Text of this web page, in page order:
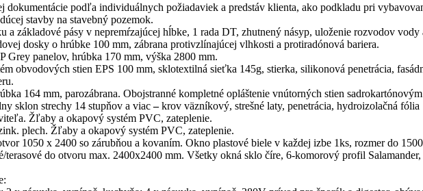
dokumentácie podľa individuálnych požiadaviek a predstáv klienta, ako podkladu pri
stavby na stavebný pozemok.
a základové pásy v nepremŕzajúcej hĺbke, 1 rada DT, zhutnený násyp, uloženie rozvodov vody
dosky o hrúbke 100 mm, zábrana protivzlínajúcej vlhkosti a protiradónová bariera.
Grey panelov, hrúbka 170 mm, výška 2800 mm.
obvodových stien EPS 100 mm, sklotextilná sieťka 145g, stierka, silikonová penetrácia,
164 mm, parozábrana. Obojstranné kompletné opláštenie vnútorných stien
sklon strechy 14 stupňov a viac–krov väzníkový, strešné laty, penetrácia, hydroizolačná
zhotoviteľa. Žľaby a okapový systém PVC,
plech. Žľaby a okapový systém PVC, zateplenie.
1050 x 2400 so zárubňou a kovaním. Okno plastové biele v každej izbe 1ks, rozmer do
terasové do otvoru max. 2400x2400 mm. Všetky okná sklo číre, 6-komorový profil